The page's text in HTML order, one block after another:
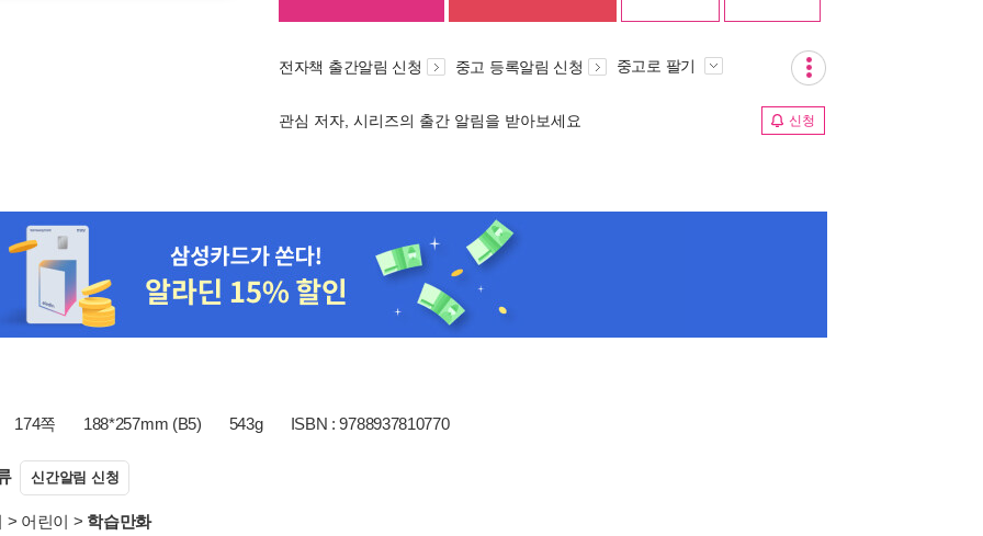
전자책 출간알림 신청 중고 등록알림 신청 중고로 팔기
관심 저자, 시리즈의 출간 알림을 받아보세요 신청
174쪽 188*257mm (B5) 543g ISBN : 9788937810770
신간알림 신청
> 어린이 > 학습만화